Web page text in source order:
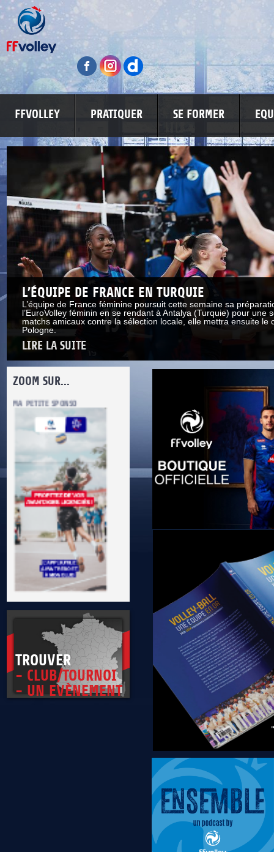
FFVOLLEY PRATIQUER SE FORMER
L’ÉQUIPE DE FRANCE EN TURQUIE
L’équipe de France féminine poursuit cette semaine sa
l’EuroVolley féminin en se rendant à Antalya (Turquie) pour une
matchs amicaux contre la sélection locale, elle mettra ensuite le
Pologne.
LIRE LA SUITE
ZOOM SUR...
INFORMATIONS CORONAVIRUS
DOCUMENTS UTILES
SITUATION SANITAIRE
COVID-19
>CLIQUEZ ICI
TROUVER
- CLUB/TOURNOI
- UN EVÈNEMENT